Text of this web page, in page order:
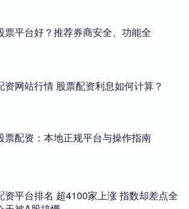
票平台好？推荐券商安全、功能全
资网站行情 股票配资利息如何计算？
票配资：本地正规平台与操作指南
资平台排名 超4100家上涨 指数却差点全